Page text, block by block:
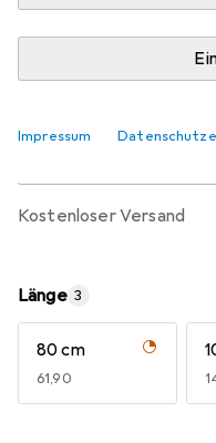
Impressum
Lieferort angeben
kostenloser Versand
Länge 3
80 cm
EUR
61,90